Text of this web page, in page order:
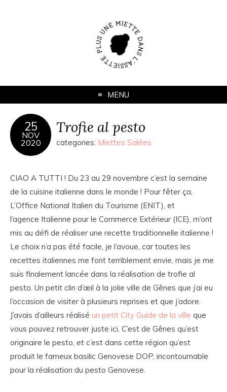
MENU
25
NOV
2020
Trofie al pesto
categories: Miettes Salées
CIAO A TUTTI ! Du 23 au 29 novembre c’est la semaine
de la cuisine italienne dans le monde ! Pour fêter ça,
L’Office National Italien du Tourisme (ENIT), et
l’agence Italienne pour le Commerce Extérieur (ICE), m’ont
mis au défi de réaliser une recette traditionnelle italienne !
Le choix n’a pas été facile, je l’avoue, car toutes les
recettes italiennes me font terriblement envie, mais je me
suis finalement lancée dans la réalisation de trofie al
pesto. Un petit clin d’œil à la jolie ville de Gênes que j’ai eu
l’occasion de visiter à plusieurs reprises et que j’adore.
J’avais d’ailleurs réalisé un petit City Guide de la ville que
vous pouvez retrouver juste ici. C’est de Gênes qu’est
originaire le pesto, et c’est dans cette région qu’est
produit le fameux basilic Genovese DOP, incontournable
pour la réalisation du pesto Genovese.